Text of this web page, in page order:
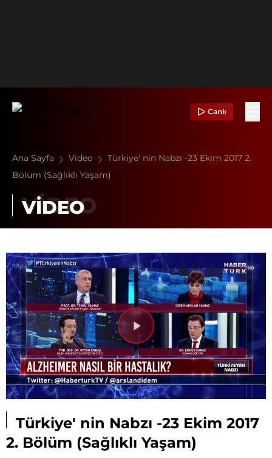
Canlı
Ana Sayfa Video
Türkiye' nin Nabzı -23 Ekim 2017 2.
Bölüm (Sağlıklı Yaşam)
VİDEO
Videoyu
Oynat
Türkiye' nin Nabzı -23 Ekim 2017
2. Bölüm (Sağlıklı Yaşam)